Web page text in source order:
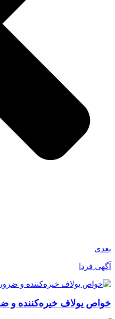
بعدی
آگهی فردا
خواص یولاف خیره‌کننده و